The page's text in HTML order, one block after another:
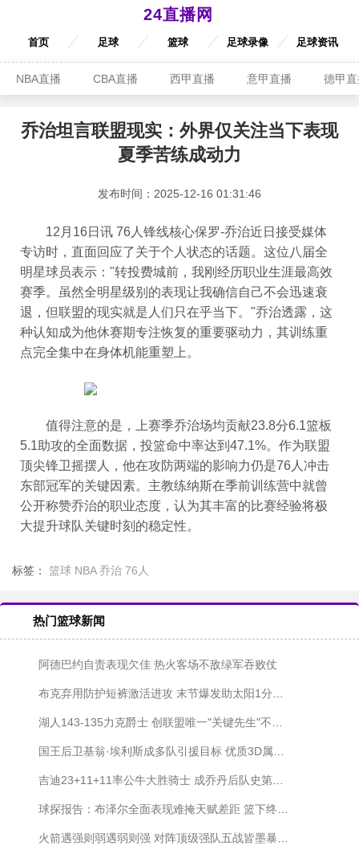
24直播网
首页 足球 篮球 足球录像 足球资讯
NBA直播 CBA直播 西甲直播 意甲直播 德甲
乔治坦言联盟现实：外界仅关注当下表现
夏季苦练成动力
发布时间：2025-12-16 01:31:46
12月16日讯 76人锋线核心保罗-乔治近日接受媒体
专访时，直面回应了关于个人状态的话题。这位八届全
明星球员表示："转投费城前，我刚经历职业生涯最高效
赛季。虽然全明星级别的表现让我确信自己不会迅速衰
退，但联盟的现实就是人们只在乎当下。"乔治透露，这
种认知成为他休赛期专注恢复的重要驱动力，其训练重
点完全集中在身体机能重塑上。
值得注意的是，上赛季乔治场均贡献23.8分6.1篮板
5.1助攻的全面数据，投篮命中率达到47.1%。作为联盟
顶尖锋卫摇摆人，他在攻防两端的影响力仍是76人冲击
东部冠军的关键因素。主教练纳斯在季前训练营中就曾
公开称赞乔治的职业态度，认为其丰富的比赛经验将极
大提升球队关键时刻的稳定性。
标签： 篮球 NBA 乔治 76人
热门篮球新闻
阿德巴约自责表现欠佳 热火客场不敌绿军吞败仗
布克弃用防护短裤激活进攻 末节爆发助太阳1分险胜勇士
湖人143-135力克爵士 创联盟唯一"关键先生"不败神话
国王后卫基翁·埃利斯成多队引援目标 优质3D属性引发争夺战
吉迪23+11+11率公牛大胜骑士 成乔丹后队史第二人
球探报告：布泽尔全面表现难掩天赋差距 篮下终结成状元之争关键短板
火箭遇强则弱遇弱则强 对阵顶级强队五战皆墨暴露瓶颈